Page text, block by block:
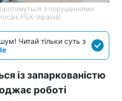
з порушеннями
РБК-Україна)
Читай тільки суть з
із запаркованістю
роботі